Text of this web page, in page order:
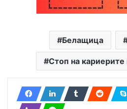
Белащица
Стоп на